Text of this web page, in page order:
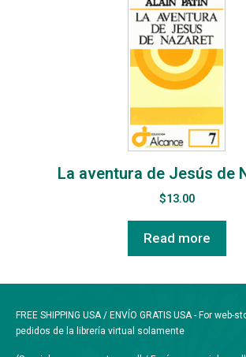
La aventura de Jesús de
$13.00
Read more
FREE SHIPPING USA / ENVÍO GRATIS USA - For
pedidos de la librería virtual solamente